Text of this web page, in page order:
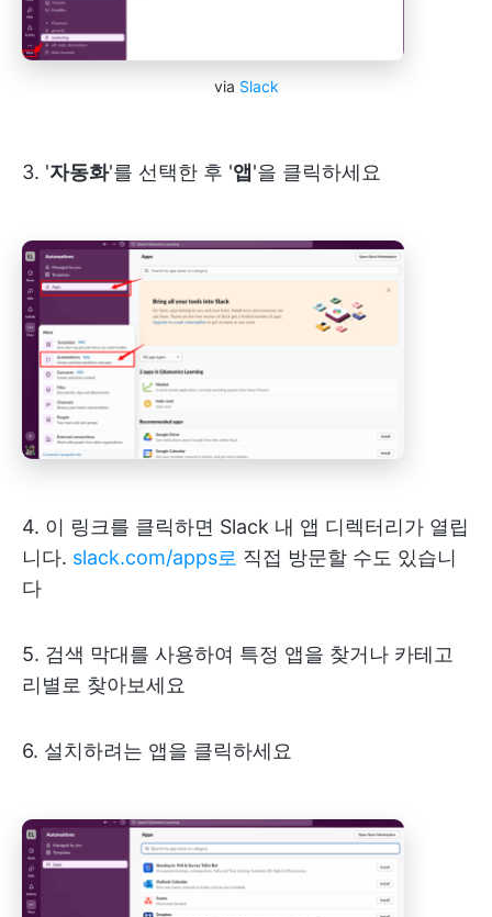
via Slack
3. '자동화'를 선택한 후 '앱 '을 클릭하세요
4. 이 링크를 클릭하면 Slack 내 앱 디렉터리가 열립
니다. slack.com/apps로 직접 방문할 수도 있습니
다
5. 검색 막대를 사용하여 특정 앱을 찾거나 카테고
리별로 찾아보세요
6. 설치하려는 앱을 클릭하세요